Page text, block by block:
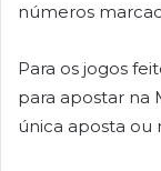
números
Para os jogos
para apostar na
única aposta ou